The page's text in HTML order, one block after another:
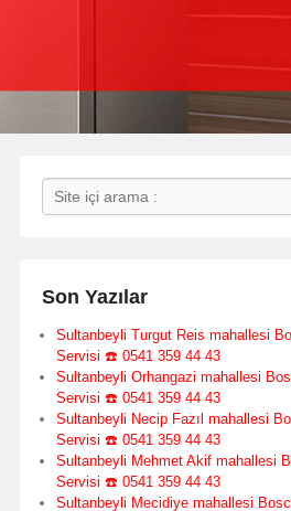
Search
Son Yazılar
Sultanbeyli Turgut Reis mahallesi
Servisi ☎️ 0541 359 44 43
Sultanbeyli Orhangazi mahallesi
Servisi ☎️ 0541 359 44 43
Sultanbeyli Necip Fazıl mahallesi
Servisi ☎️ 0541 359 44 43
Sultanbeyli Mehmet Akif mahallesi
Servisi ☎️ 0541 359 44 43
Sultanbeyli Mecidiye mahallesi